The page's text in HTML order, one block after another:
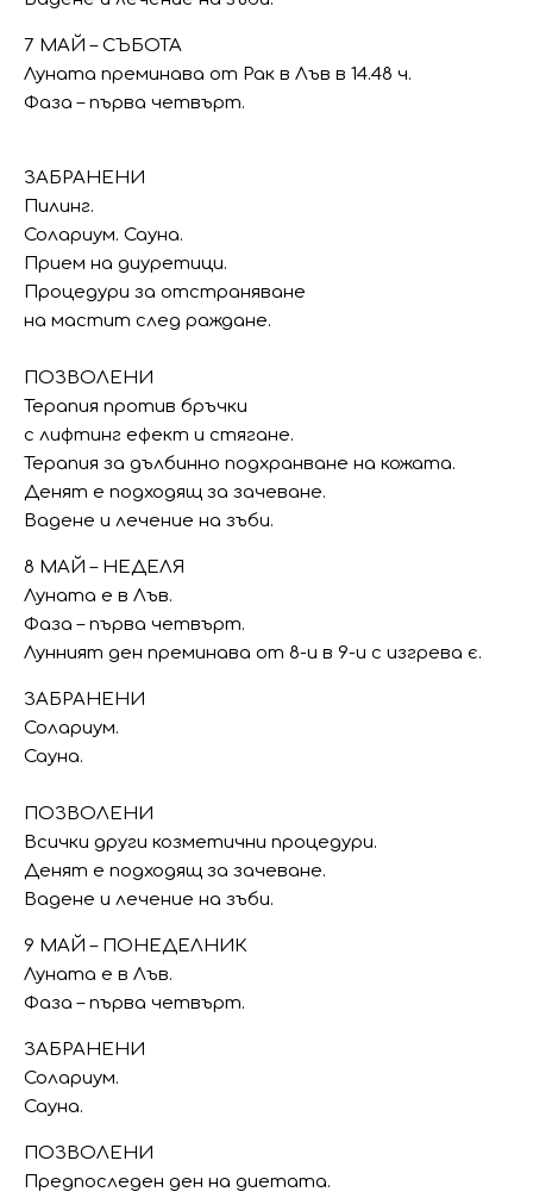
7 МАЙ – СЪБОТА
Луната преминава от Рак в Лъв в 14.48 ч.
Фаза – първа четвърт.
ЗАБРАНЕНИ
Пилинг.
Солариум. Сауна.
Прием на диуретици.
Процедури за отстраняване
на мастит след раждане.
ПОЗВОЛЕНИ
Терапия против бръчки
с лифтинг ефект и стягане.
Терапия за дълбинно подхранване на кожата.
Денят е подходящ за зачеване.
Вадене и лечение на зъби.
8 МАЙ – НЕДЕЛЯ
Луната е в Лъв.
Фаза – първа четвърт.
Лунният ден преминава от 8-и в 9-и с изгрева є.
ЗАБРАНЕНИ
Солариум.
Сауна.
ПОЗВОЛЕНИ
Всички други козметични процедури.
Денят е подходящ за зачеване.
Вадене и лечение на зъби.
9 МАЙ – ПОНЕДЕЛНИК
Луната е в Лъв.
Фаза – първа четвърт.
ЗАБРАНЕНИ
Солариум.
Сауна.
ПОЗВОЛЕНИ
Предпоследен ден на диетата.